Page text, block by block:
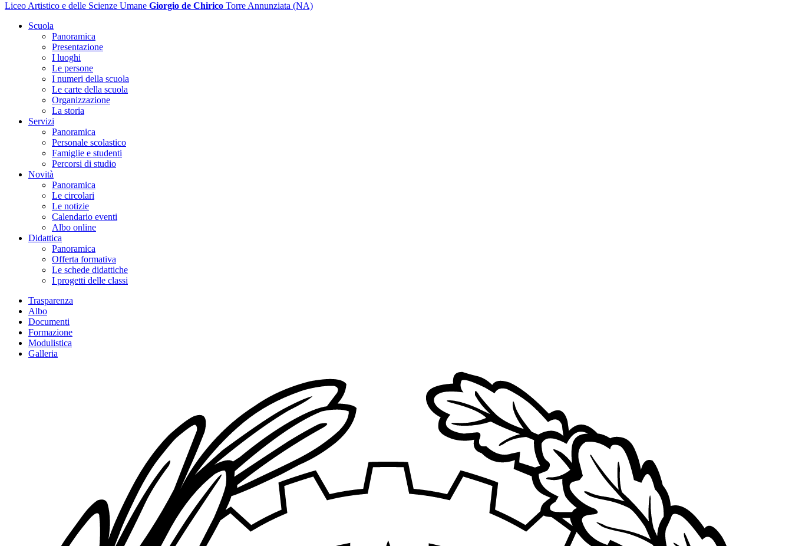
Liceo Artistico e delle Scienze Umane Giorgio de Chirico Torre Annunziata (NA)
Scuola
Panoramica
Presentazione
I luoghi
Le persone
I numeri della scuola
Le carte della scuola
Organizzazione
La storia
Servizi
Panoramica
Personale scolastico
Famiglie e studenti
Percorsi di studio
Novità
Panoramica
Le circolari
Le notizie
Calendario eventi
Albo online
Didattica
Panoramica
Offerta formativa
Le schede didattiche
I progetti delle classi
Trasparenza
Albo
Documenti
Formazione
Modulistica
Galleria